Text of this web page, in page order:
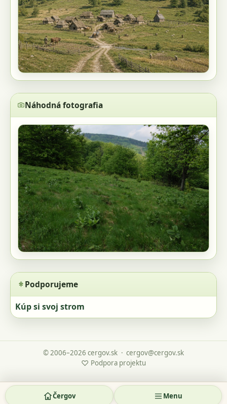
Náhodná fotografia
Podporujeme
Kúp si svoj strom
© 2006–2026 cergov.sk
♡ Podpora projektu
· cergov@cergov.sk
Čergov Menu